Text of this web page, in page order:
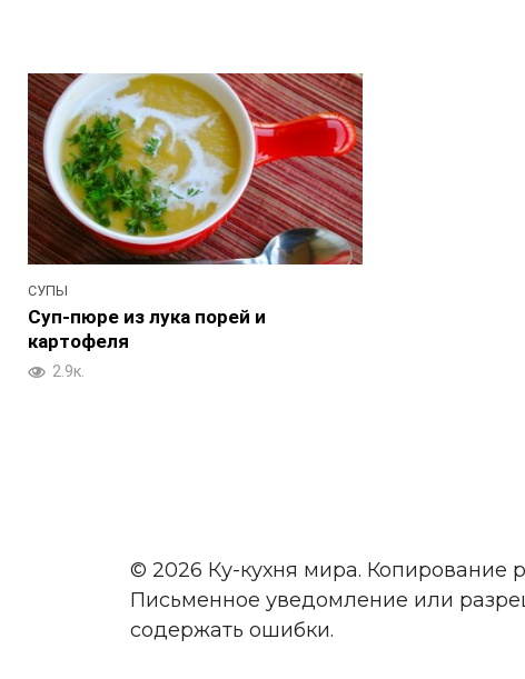
СУПЫ
Суп-пюре из лука порей и
картофеля
2.9к.
© 2026 Ку-кухня мира. Копирование
Письменное уведомление или
содержать ошибки.